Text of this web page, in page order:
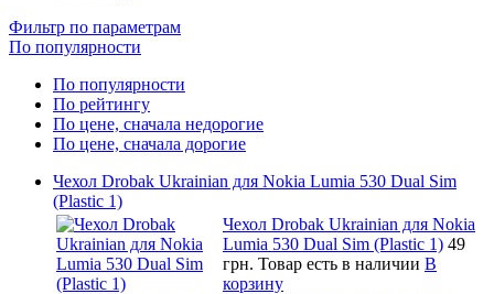
Фильтр по параметрам
По популярности
По популярности
По рейтингу
По цене, сначала недорогие
По цене, сначала дорогие
Чехол Drobak Ukrainian для Nokia Lumia 530 Dual Sim
(Plastic 1)
Чехол Drobak Ukrainian для Nokia
Lumia 530 Dual Sim (Plastic 1) 49
грн. Товар есть в наличии В
корзину